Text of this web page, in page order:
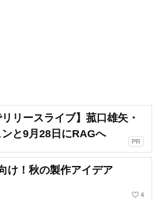
リースライブ】菰口雄矢・
と9月28日にRAGへ
PR
け！秋の製作アイデア
favorite_border 4